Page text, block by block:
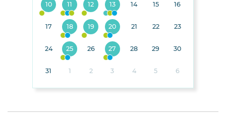
10 11 12 13 14 15 16
17 18 19 20 21 22 23
24 25 26 27 28 29 30
31 1 2 3 4 5 6